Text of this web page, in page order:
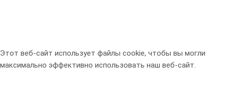
Этот веб-сайт использует файлы cookie, чтобы вы могли
максимально эффективно использовать наш веб-сайт.